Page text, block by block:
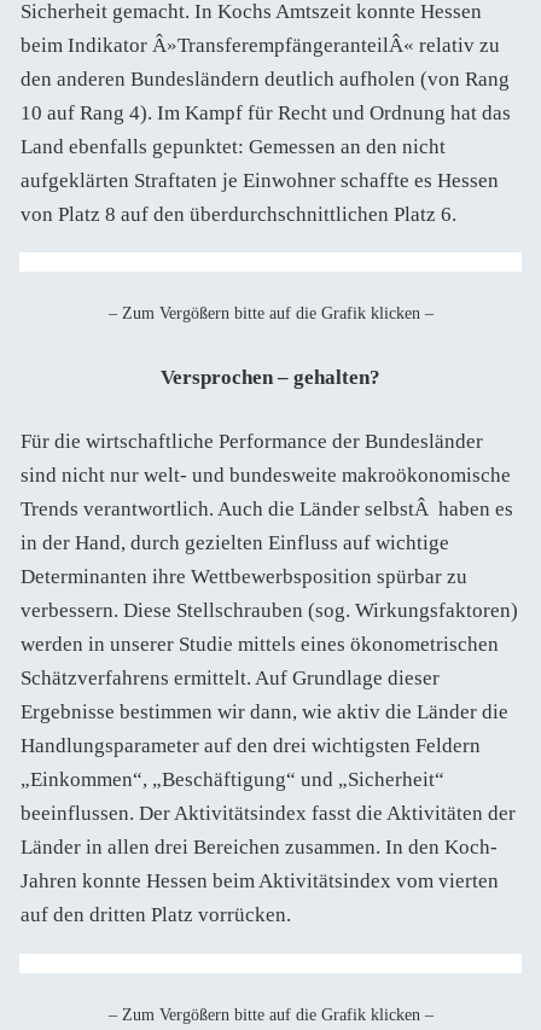
Sicherheit gemacht. In Kochs Amtszeit konnte Hessen
beim Indikator Â»TransferempfängeranteilÂ« relativ zu
den anderen Bundesländern deutlich aufholen (von Rang
10 auf Rang 4). Im Kampf für Recht und Ordnung hat das
Land ebenfalls gepunktet: Gemessen an den nicht
aufgeklärten Straftaten je Einwohner schaffte es Hessen
von Platz 8 auf den überdurchschnittlichen Platz 6.
– Zum Vergößern bitte auf die Grafik klicken –
Versprochen – gehalten?
Für die wirtschaftliche Performance der Bundesländer
sind nicht nur welt- und bundesweite makroökonomische
Trends verantwortlich. Auch die Länder selbstÂ haben es
in der Hand, durch gezielten Einfluss auf wichtige
Determinanten ihre Wettbewerbsposition spürbar zu
verbessern. Diese Stellschrauben (sog. Wirkungsfaktoren)
werden in unserer Studie mittels eines ökonometrischen
Schätzverfahrens ermittelt. Auf Grundlage dieser
Ergebnisse bestimmen wir dann, wie aktiv die Länder die
Handlungsparameter auf den drei wichtigsten Feldern
„Einkommen“, „Beschäftigung“ und „Sicherheit“
beeinflussen. Der Aktivitätsindex fasst die Aktivitäten der
Länder in allen drei Bereichen zusammen. In den Koch-
Jahren konnte Hessen beim Aktivitätsindex vom vierten
auf den dritten Platz vorrücken.
– Zum Vergößern bitte auf die Grafik klicken –